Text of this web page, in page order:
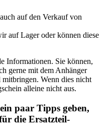
auf den Verkauf von
auf Lager oder können diese
Informationen. Sie können,
gerne mit dem Anhänger
Wenn dies nicht
alleine nicht aus.
paar Tipps geben,
die Ersatzteil-